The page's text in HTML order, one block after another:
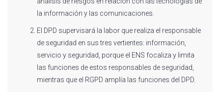
la información y las comunicaciones.
El DPD supervisará la labor que realiza el responsable
de seguridad en sus tres vertientes: información,
servicio y seguridad, porque el ENS focaliza y limita
las funciones de estos responsables de seguridad,
mientras que el RGPD amplía las funciones del DPD.